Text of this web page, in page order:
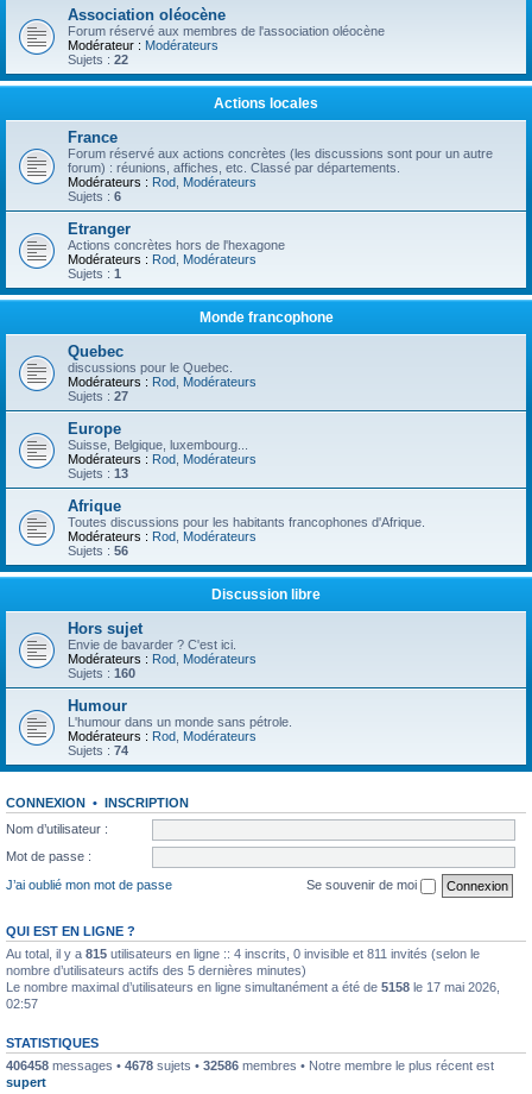
Association oléocène
Forum réservé aux membres de l'association oléocène
Modérateur : Modérateurs
Sujets : 22
Actions locales
France
Forum réservé aux actions concrètes (les discussions sont pour un autre
forum) : réunions, affiches, etc. Classé par départements.
Modérateurs : Rod Modérateurs
Sujets : 6
Etranger
Actions concrètes hors de l'hexagone
Modérateurs : Rod Modérateurs
Sujets : 1
Monde francophone
Quebec
discussions pour le Quebec.
Modérateurs : Rod Modérateurs
Sujets : 27
Europe
Suisse, Belgique, luxembourg...
Modérateurs : Rod Modérateurs
Sujets : 13
Afrique
Toutes discussions pour les habitants francophones d'Afrique.
Modérateurs : Rod Modérateurs
Sujets : 56
Discussion libre
Hors sujet
Envie de bavarder ? C'est ici.
Modérateurs : Rod Modérateurs
Sujets : 160
Humour
L'humour dans un monde sans pétrole.
Modérateurs : Rod Modérateurs
Sujets : 74
CONNEXION • INSCRIPTION
Nom d’utilisateur :
Mot de passe :
J’ai oublié mon mot de passe
Se souvenir de moi
QUI EST EN LIGNE ?
Au total, il y a 815 utilisateurs en ligne :: 4 inscrits, 0 invisible et 811 invités (selon le
nombre d’utilisateurs actifs des 5 dernières minutes)
Le nombre maximal d’utilisateurs en ligne simultanément a été de 5158 le 17 mai 2026,
02:57
STATISTIQUES
406458 messages • 4678 sujets • 32586 membres • Notre membre le plus récent est
supert